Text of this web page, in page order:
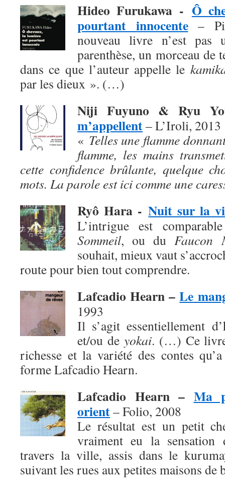
Hideo Furukawa - Ô
pourtant innocente–
nouveau livre n’est pas
parenthèse, un morceau de
dans ce que l’auteur appelle le
par les dieux ». (…)
Niji Fuyuno & Ryu
m’appellent– L’Iroli, 2013
« Telles une flamme
flamme, les mains
cette confidence brûlante, quelque
mots. La parole est ici comme une
Ryô Hara-Nuit sur la
L’intrigue est
Sommeil, ou duFaucon
souhait, mieux vaut
route pour bien tout comprendre.
Lafcadio Hearn –Le
1993
Il s’agit essentiellement
et/ou de yokai. (…) Ce
richesse et la variété des contes
forme Lafcadio Hearn.
Lafcadio Hearn – Ma
orient– Folio, 2008
Le résultat est un petit
vraiment eu la sensation
travers la ville, assis dans le
suivant les rues aux petites maisons de